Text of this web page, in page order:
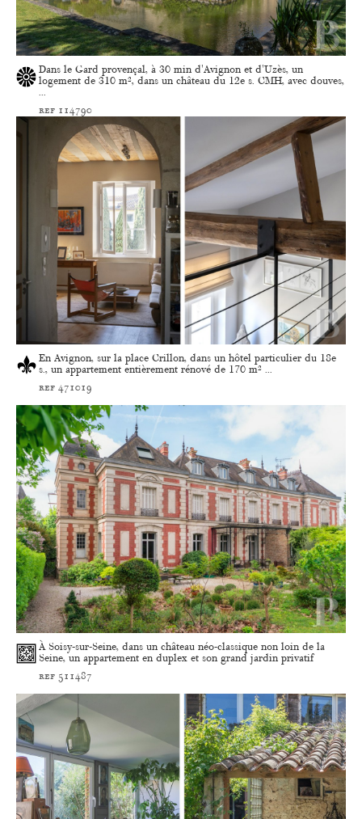
Dans le Gard provençal, à 30 min d'Avignon et d'Uzès, un
logement de 310 m², dans un château du 12e s. CMH, avec douves,
ref 114790
En Avignon, sur la place Crillon, dans un hôtel particulier du 18e
s., un appartement entièrement rénové de 170 m² ...
ref 471019
À Soisy-sur-Seine, dans un château néo-classique non loin de la
Seine, un appartement en duplex et son grand jardin privatif
ref 511487